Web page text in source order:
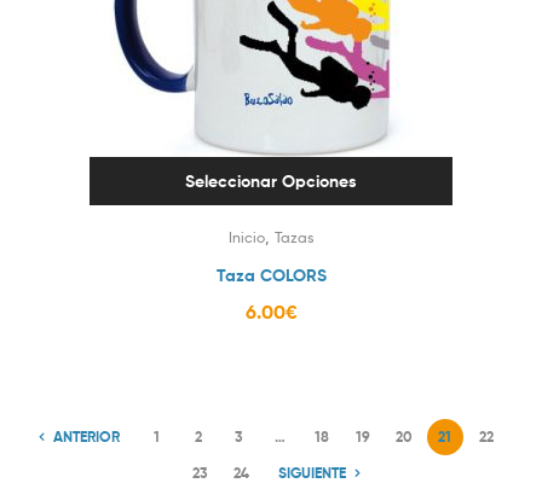
Seleccionar Opciones
Inicio, Tazas
Taza COLORS
6.00€
ANTERIOR 1 2 3 … 18 19 20 21
22
23
24 SIGUIENTE